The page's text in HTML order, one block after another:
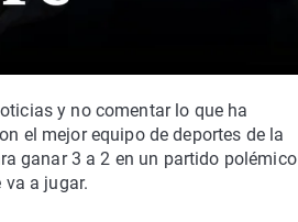
y no comentar lo que ha
el mejor equipo de deportes de la
ganar 3 a 2 en un partido polémico
va a jugar.